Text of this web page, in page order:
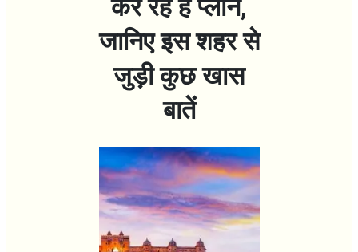
कर रहे हैं प्लान,
जानिए इस शहर से
जुड़ी कुछ खास
बातें